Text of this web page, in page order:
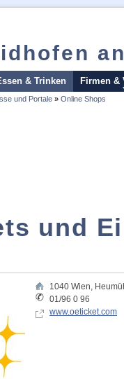
& Trinken Firmen &
und Portale » Online Shops
und
1040 Wien,
01/96 0 96
www.oeticket.com